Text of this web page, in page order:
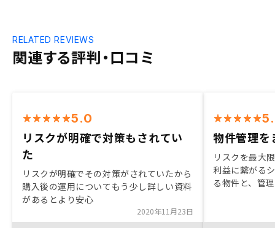
関連する評判・口コミ
RELATED REVIEWS
5.0
リスクが明確で対策もされてい
た
リスクが明確でその対策がされていたから
購入後の運用についてもう少し詳しい資料
があるとより安心
2020年11月23日
物件管理を
リスクを最大
利益に繋がる
る物件と、管
た運営がされ